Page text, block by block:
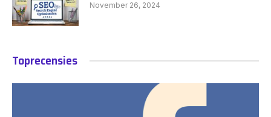
November 26, 2024
Toprecensies